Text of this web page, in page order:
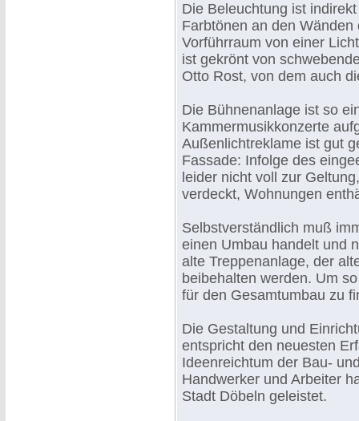
Die Beleuchtung ist
Farbtönen an den
Vorführraum von einer
ist gekrönt von
Otto Rost, von dem auch
Die Bühnenanlage ist so
Kammermusikkonzerte
Außenlichtreklame ist gut
Fassade: Infolge des
leider nicht voll zur
verdeckt, Wohnungen
Selbstverständlich muß
einen Umbau handelt und
alte Treppenanlage, der
beibehalten werden. Um
für den Gesamtumbau zu
Die Gestaltung und
entspricht den neuesten
Ideenreichtum der Bau-
Handwerker und Arbeiter
Stadt Döbeln geleistet.